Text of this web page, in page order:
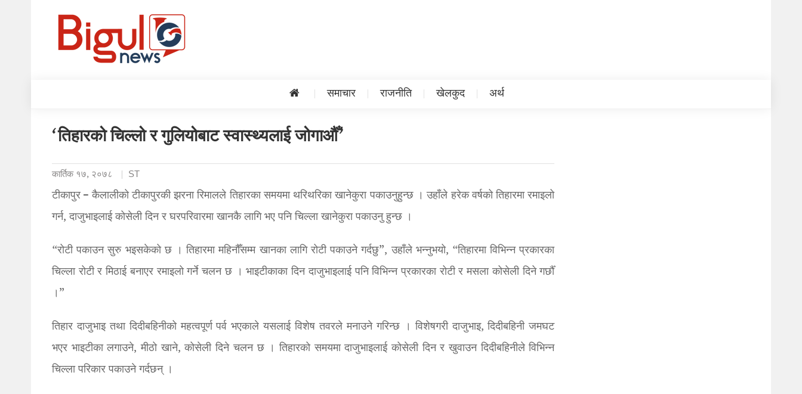
समाचार राजनीति खेलकुद अर्थ
‘तिहारको चिल्लो र गुलियोबाट स्वास्थ्यलाई जोगाऔँ’
कार्तिक १७, २०७८ ST
टीकापुर – कैलालीको टीकापुरकी झरना रिमालले तिहारका समयमा थरिथरिका खानेकुरा पकाउनुहुन्छ । उहाँले हरेक वर्षको तिहारमा रमाइलो
गर्न, दाजुभाइलाई कोसेली दिन र घरपरिवारमा खानकै लागि भए पनि चिल्ला खानेकुरा पकाउनु हुन्छ ।
“रोटी पकाउन सुरु भइसकेको छ । तिहारमा महिनौँसम्म खानका लागि रोटी पकाउने गर्दछु”, उहाँले भन्नुभयो, “तिहारमा विभिन्न प्रकारका
चिल्ला रोटी र मिठाई बनाएर रमाइलो गर्ने चलन छ । भाइटीकाका दिन दाजुभाइलाई पनि विभिन्न प्रकारका रोटी र मसला कोसेली दिने गर्छौँ
।”
तिहार दाजुभाइ तथा दिदीबहिनीको महत्वपूर्ण पर्व भएकाले यसलाई विशेष तवरले मनाउने गरिन्छ । विशेषगरी दाजुभाइ, दिदीबहिनी जमघट
भएर भाइटीका लगाउने, मीठो खाने, कोसेली दिने चलन छ । तिहारको समयमा दाजुभाइलाई कोसेली दिन र खुवाउन दिदीबहिनीले विभिन्न
चिल्ला परिकार पकाउने गर्दछन् ।